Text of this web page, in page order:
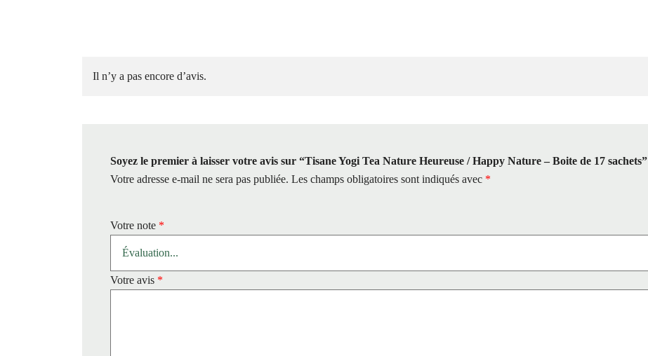
Il n’y a pas encore d’avis.
Soyez le premier à laisser votre avis sur “Tisane Yogi Tea Nature Heureuse / Happy Nature – Boite de 17 sachets”
Votre adresse e-mail ne sera pas publiée. Les champs obligatoires sont indiqués avec *
Votre note *
Votre avis *